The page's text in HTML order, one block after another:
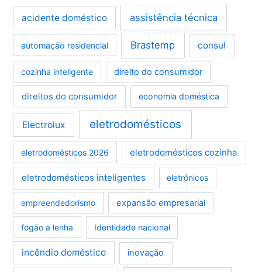
acidente doméstico assistência técnica
automação residencial Brastemp consul
cozinha inteligente direito do consumidor
direitos do consumidor economia doméstica
Electrolux eletrodomésticos
eletrodomésticos 2026 eletrodomésticos cozinha
eletrodomésticos inteligentes eletrônicos
empreendedorismo expansão empresarial
fogão a lenha Identidade nacional
incêndio doméstico inovação